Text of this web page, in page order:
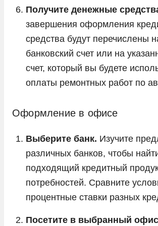
Получите денежные
завершения оформления
средства будут перечислены
банковский счет или на
счет, который вы будете
оплаты ремонтных работ по
Оформление в офисе
Выберите банк. Изучите
различных банков, чтобы
подходящий кредитный
потребностей. Сравните
процентные ставки разных
Посетите в выбранный